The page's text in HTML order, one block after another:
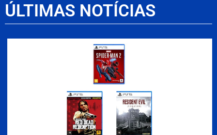
ÚLTIMAS NOTÍCIAS